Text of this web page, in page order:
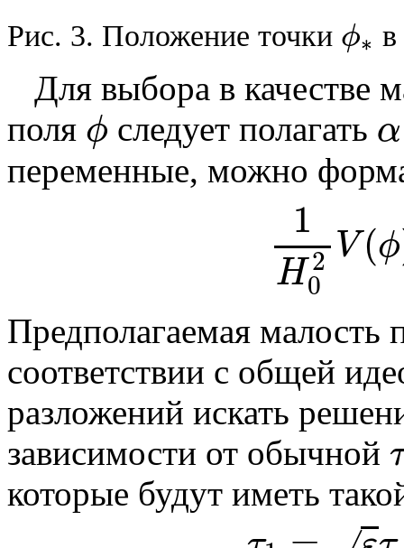
Рис. 3. Положение точки ϕ∗
ϕ∗ в
Для выбора в качестве
поля ϕ
ϕ следует полагать α
α=β
переменные, можно
1
H 2
0
V(ϕ
1
Предполагаемая малость
соответствии с общей
разложений искать
зависимости от обычной
которые будут иметь